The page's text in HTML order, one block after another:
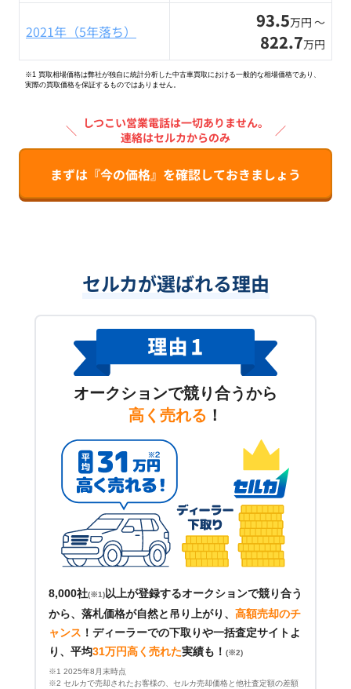
2021年（5年落ち） 93.5万円 〜
822.7万円
※1 買取相場価格は弊社が独自に統計分析した中古車買取における一般的な相場価格であり、
実際の買取価格を保証するものではありません。
＼ しつこい営業電話は一切ありません。
連絡はセルカからのみ
／
まずは『今の価格』を確認しておきましょう
セルカが選ばれる理由
オークションで競り合うから
高く売れる ！
8,000社(※1) 以上が登録するオークションで競り合う
から、落札価格が自然と吊り上がり、 高額売却のチ
ャンス ！ ディーラーでの下取りや一括査定サイトよ
り、平均31万円高く売れた実績も！ (※2)
※1 2025年8月末時点
※2 セルカで売却されたお客様の、セルカ売却価格と他社査定額の差額